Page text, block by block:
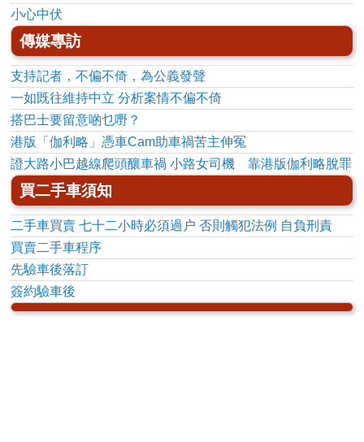
小心中伏
傳媒專訪
支持記者，不偏不倚，為公義發聲
一如既往維持中立 分析案情不偏不倚
搭巴士要留意啲乜嘢？
港版「伽利略」憑車Cam助車禍苦主伸冤
證大路小巴越線爬頭釀車禍 小路女司機 靠港版伽利略脫罪
買二手車須知
二手車買賣 七十二小時必須過户 否則觸犯法例 自負刑責
買賣二手車程序
先驗車後落訂
簽約驗車後